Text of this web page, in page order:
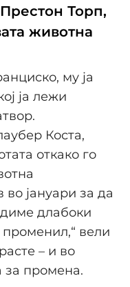
Торп,
животна
му ја
ја лежи
Коста,
откако го
во јануари за да
длабоки
променил,“ вели
– и во
за промена.